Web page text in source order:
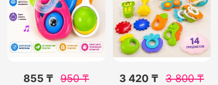
855 ₸ 950₸ 3 420 ₸ 3 800₸